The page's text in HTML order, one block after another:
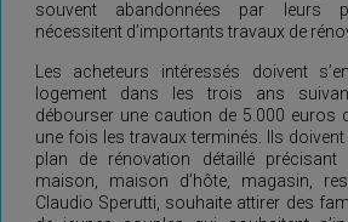
souvent abandonnées par leurs
nécessitent d’importants travaux de
Les acheteurs intéressés doivent
logement dans les trois ans
débourser une caution de 5.000 euros
une fois les travaux terminés. Ils
plan de rénovation détaillé
maison, maison d’hôte, magasin,
Claudio Sperutti, souhaite attirer des